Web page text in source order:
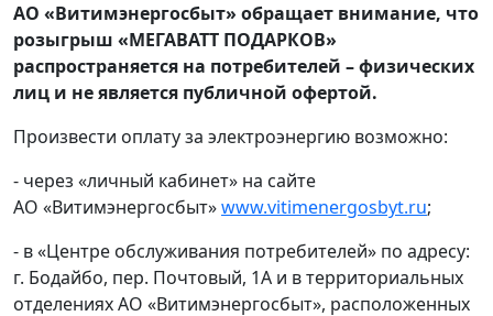
АО «Витимэнергосбыт» обращает внимание, что
розыгрыш «МЕГАВАТТ ПОДАРКОВ»
распространяется на потребителей – физических
лиц и не является публичной офертой.
Произвести оплату за электроэнергию возможно:
- через «личный кабинет» на сайте
АО «Витимэнергосбыт»www.vitimenergosbyt.ru;
- в «Центре обслуживания потребителей» по адресу:
г. Бодайбо, пер. Почтовый, 1А и в территориальных
отделениях АО «Витимэнергосбыт», расположенных